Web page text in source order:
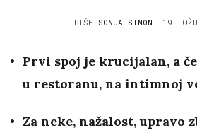
PIŠE SONJA SIMON 19.
Prvi spoj je krucijalan, a
u restoranu, na intimnoj
Za neke, nažalost, upravo